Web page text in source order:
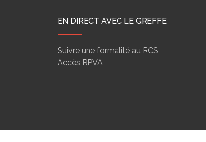
EN DIRECT AVEC LE GREFFE
Suivre une formalité au RCS
Accès RPVA